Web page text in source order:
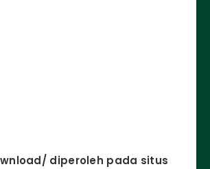
diperoleh pada situs